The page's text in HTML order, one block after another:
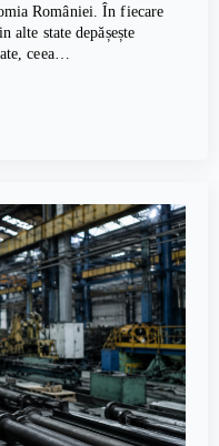
României. În fiecare
alte state depășește
ceea…